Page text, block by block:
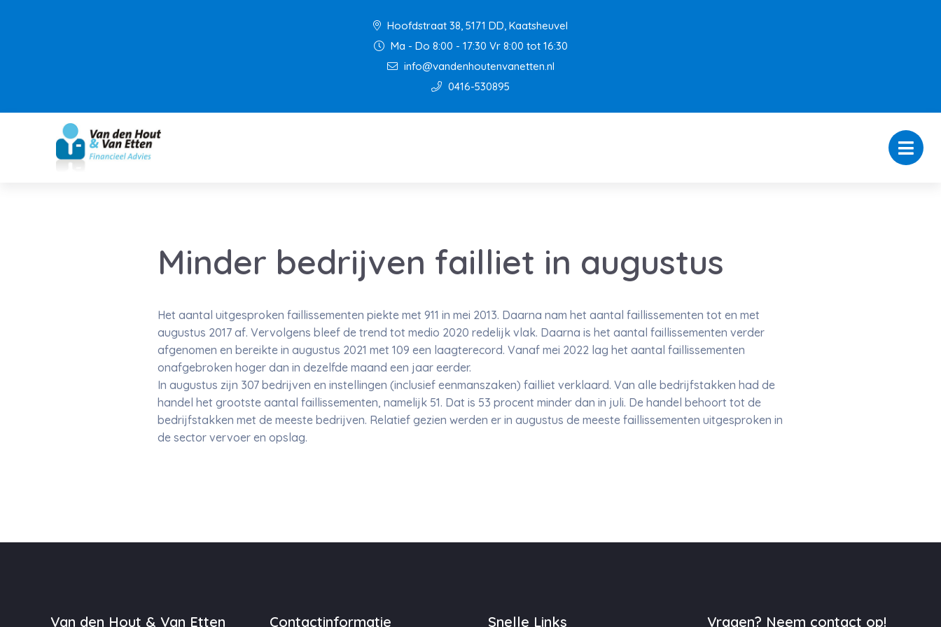
Hoofdstraat 38, 5171 DD, Kaatsheuvel
Ma - Do 8:00 - 17:30 Vr 8:00 tot 16:30
info@vandenhoutenvanetten.nl
0416-530895
Minder bedrijven failliet in augustus
Het aantal uitgesproken faillissementen piekte met 911 in mei 2013. Daarna nam het aantal faillissementen tot en met
augustus 2017 af. Vervolgens bleef de trend tot medio 2020 redelijk vlak. Daarna is het aantal faillissementen verder
afgenomen en bereikte in augustus 2021 met 109 een laagterecord. Vanaf mei 2022 lag het aantal faillissementen
onafgebroken hoger dan in dezelfde maand een jaar eerder.
In augustus zijn 307 bedrijven en instellingen (inclusief eenmanszaken) failliet verklaard. Van alle bedrijfstakken had de
handel het grootste aantal faillissementen, namelijk 51. Dat is 53 procent minder dan in juli. De handel behoort tot de
bedrijfstakken met de meeste bedrijven. Relatief gezien werden er in augustus de meeste faillissementen uitgesproken in
de sector vervoer en opslag.
Van den Hout & Van Etten Contactinformatie Snelle Links Vragen? Neem contact op!